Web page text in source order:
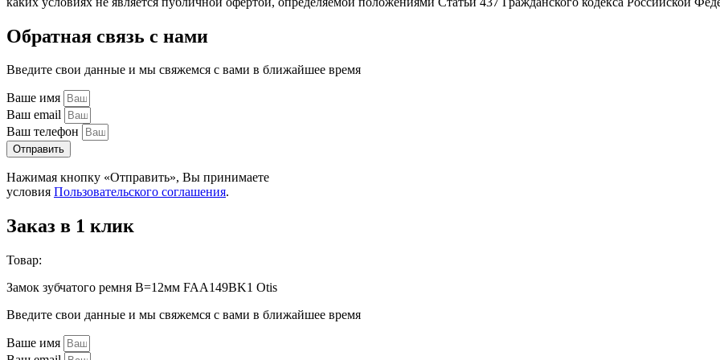
Обратная связь с нами
Введите свои данные и мы свяжемся с вами в ближайшее время
Ваше имя
Ваш email
Ваш телефон
Отправить
Нажимая кнопку «Отправить», Вы принимаете
условия Пользовательского соглашения.
Заказ в 1 клик
Товар:
Замок зубчатого ремня B=12мм FAA149BK1 Otis
Введите свои данные и мы свяжемся с вами в ближайшее время
Ваше имя